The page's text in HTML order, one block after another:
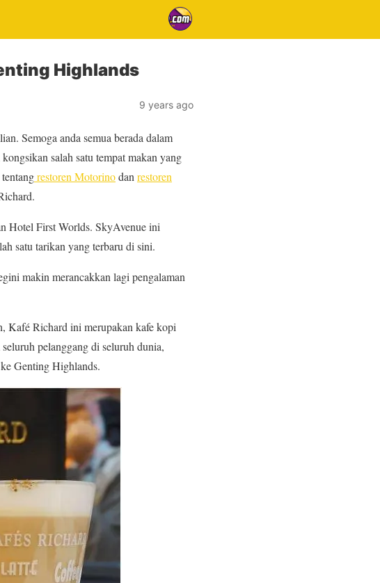
Highlands
9 years ago
Semoga anda semua berada dalam
salah satu tempat makan yang
restoren Motorinodan restoren
Hotel First Worlds. SkyAvenue ini
satu tarikan yang terbaru di sini.
makin merancakkan lagi pengalaman
Kafé Richard ini merupakan kafe kopi
pelanggang di seluruh dunia,
Genting Highlands.